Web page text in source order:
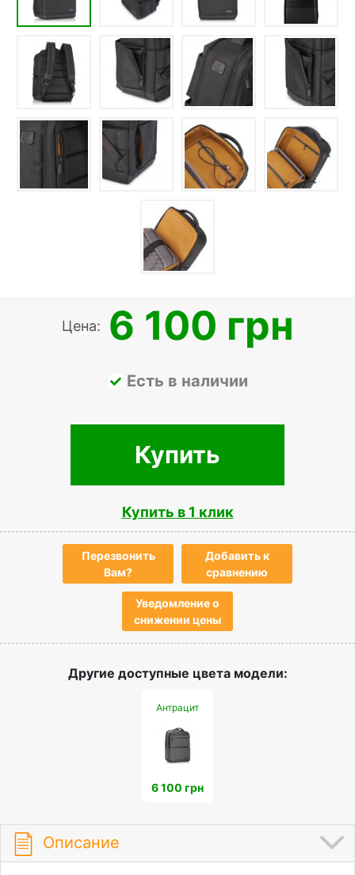
Цена: 6 100 грн
Есть в наличии
Купить
Купить в 1 клик
Перезвонить
Вам?
Добавить к
сравнению
Уведомление о
снижении цены
Другие доступные цвета модели:
Антрацит
6 100 грн
Описание